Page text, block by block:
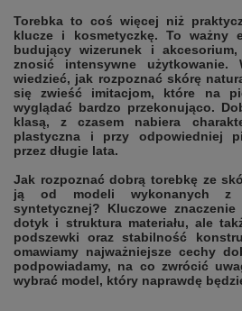
Torebka to coś więcej niż
klucze i kosmetyczkę. To ważny
budujący wizerunek i
znosić intensywne użytkowanie.
wiedzieć, jak rozpoznać skórę
się zwieść imitacjom, które na
wyglądać bardzo przekonująco.
klasą, z czasem nabiera
plastyczna i przy odpowiedniej
przez długie lata.
Jak rozpoznać dobrą torebkę ze
ją od modeli wykonanych z
syntetycznej? Kluczowe
dotyk i struktura materiału, ale
podszewki oraz stabilność
omawiamy najważniejsze cechy
podpowiadamy, na co zwrócić
wybrać model, który naprawdę